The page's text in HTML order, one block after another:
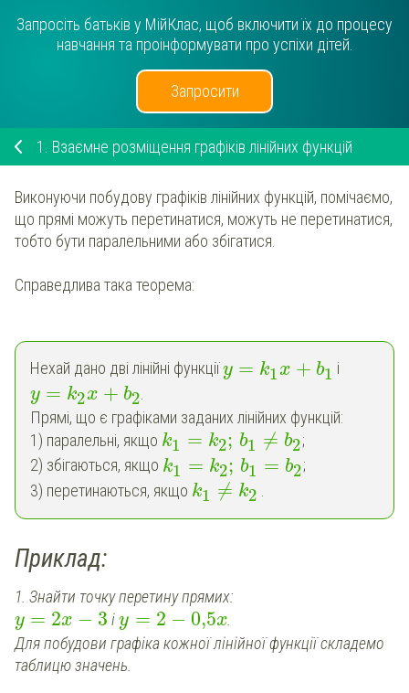
Запросіть батьків у МійКлас, щоб включити їх до процесу
навчання та проінформувати про успіхи дітей.
Запросити
1. Взаємне розміщення графіків лінійних функцій
Виконуючи побудову графіків лінійних функцій, помічаємо,
що прямі можуть перетинатися, можуть не перетинатися,
тобто бути паралельними або збігатися.
Справедлива така теорема:
Нехай дано дві лінійні функціїy = k1x + b1 і
y = k2x + b2
Прямі, що є графіками заданих лінійних функцій:
1) паралельні, якщо k1 = k2; b1 ≠ b2;
2) збігаються, якщо k1 = k2; b1 = b2;
3) перетинаються, якщо k1 ≠ k2
Приклад:
1. Знайти точку перетину прямих:
y = 2x − 3 іy = 2 − 0,5x
Для побудови графіка кожної лінійної функції складемо
таблицю значень.